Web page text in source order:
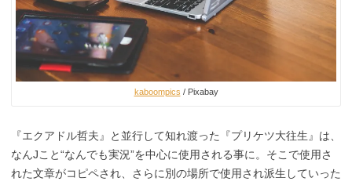
kaboompics / Pixabay
『エクアドル哲夫』と並行して知れ渡った『プリケツ大往生』は、
なんJこと“なんでも実況”を中心に使用される事に。そこで使用さ
れた文章がコピペされ、さらに別の場所で使用され派生していった